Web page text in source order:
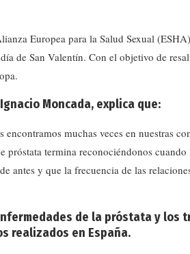
Europea para la Salud Sexual
de San Valentín. Con el objetivo de
Moncada, explica que:
muchas veces en nuestras
próstata termina reconociéndonos
antes y que la frecuencia de las
de la próstata y los
realizados en España.